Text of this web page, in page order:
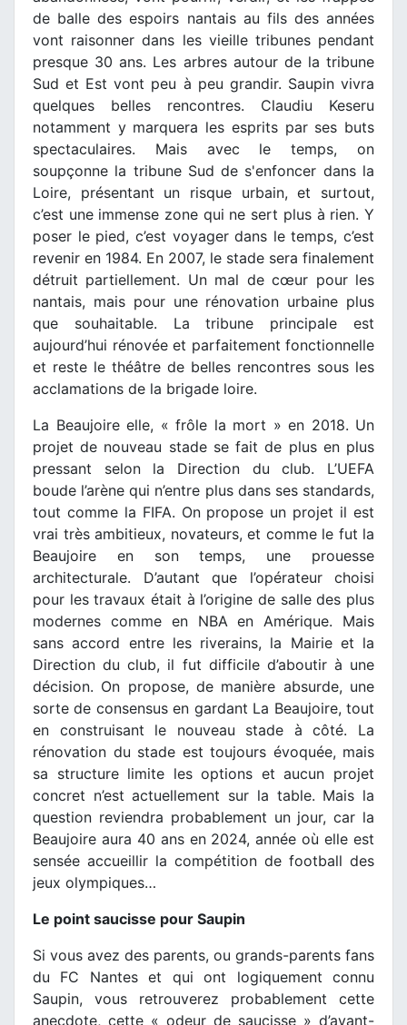
de balle des espoirs nantais au fils des années
vont raisonner dans les vieille tribunes pendant
presque 30 ans. Les arbres autour de la tribune
Sud et Est vont peu à peu grandir. Saupin vivra
quelques belles rencontres. Claudiu Keseru
notamment y marquera les esprits par ses buts
spectaculaires. Mais avec le temps, on
soupçonne la tribune Sud de s'enfoncer dans la
Loire, présentant un risque urbain, et surtout,
c’est une immense zone qui ne sert plus à rien. Y
poser le pied, c’est voyager dans le temps, c’est
revenir en 1984. En 2007, le stade sera finalement
détruit partiellement. Un mal de cœur pour les
nantais, mais pour une rénovation urbaine plus
que souhaitable. La tribune principale est
aujourd’hui rénovée et parfaitement fonctionnelle
et reste le théâtre de belles rencontres sous les
acclamations de la brigade loire.
La Beaujoire elle, « frôle la mort » en 2018. Un
projet de nouveau stade se fait de plus en plus
pressant selon la Direction du club. L’UEFA
boude l’arène qui n’entre plus dans ses standards,
tout comme la FIFA. On propose un projet il est
vrai très ambitieux, novateurs, et comme le fut la
Beaujoire en son temps, une prouesse
architecturale. D’autant que l’opérateur choisi
pour les travaux était à l’origine de salle des plus
modernes comme en NBA en Amérique. Mais
sans accord entre les riverains, la Mairie et la
Direction du club, il fut difficile d’aboutir à une
décision. On propose, de manière absurde, une
sorte de consensus en gardant La Beaujoire, tout
en construisant le nouveau stade à côté. La
rénovation du stade est toujours évoquée, mais
sa structure limite les options et aucun projet
concret n’est actuellement sur la table. Mais la
question reviendra probablement un jour, car la
Beaujoire aura 40 ans en 2024, année où elle est
sensée accueillir la compétition de football des
jeux olympiques…
Le point saucisse pour Saupin
Si vous avez des parents, ou grands-parents fans
du FC Nantes et qui ont logiquement connu
Saupin, vous retrouverez probablement cette
anecdote, cette « odeur de saucisse » d’avant-